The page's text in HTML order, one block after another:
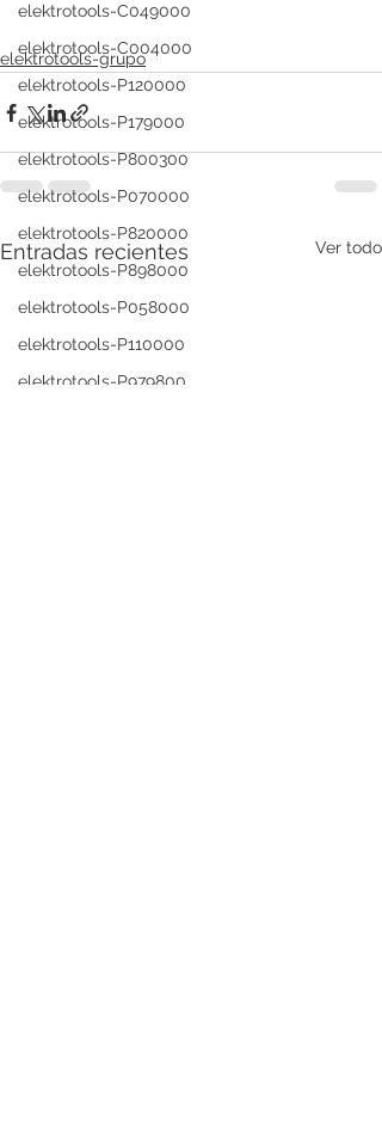
elektrotools-C049000
elektrotools-C004000
elektrotools-P120000
elektrotools-P179000
elektrotools-P800300
elektrotools-P070000
elektrotools-P820000
elektrotools-P898000
elektrotools-P058000
elektrotools-P110000
elektrotools-P979800
elektrotools-grupo
Entradas recientes Ver todo